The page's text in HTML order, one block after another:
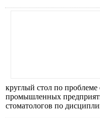
круглый стол по проблеме
промышленных
стоматологов по